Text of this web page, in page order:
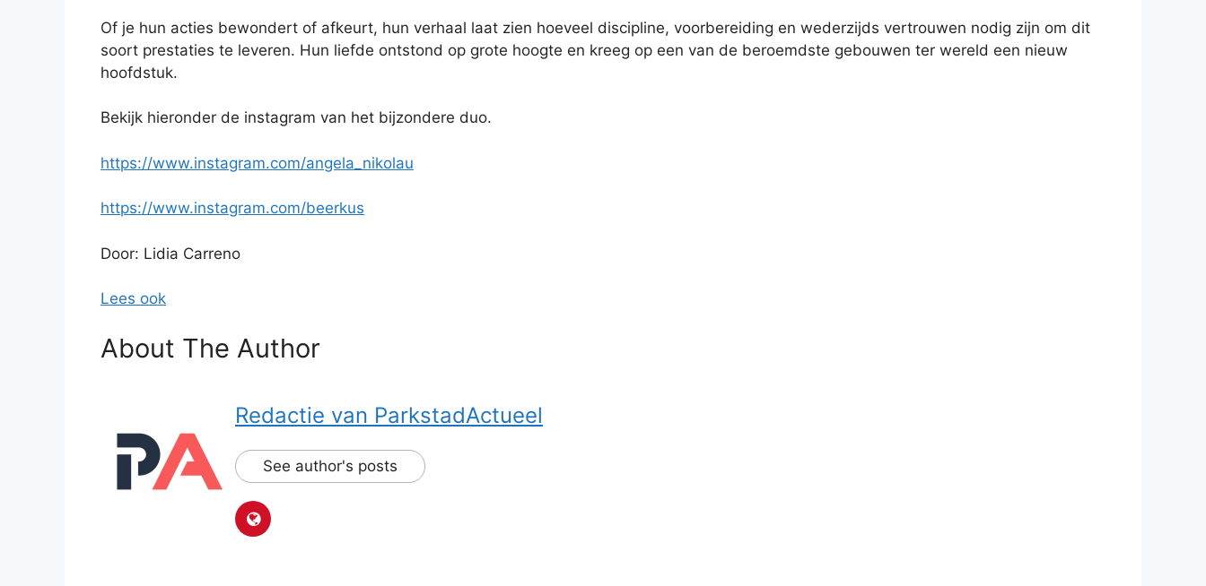
Of je hun acties bewondert of afkeurt, hun verhaal laat zien hoeveel discipline, voorbereiding en wederzijds vertrouwen nodig zijn om dit
soort prestaties te leveren. Hun liefde ontstond op grote hoogte en kreeg op een van de beroemdste gebouwen ter wereld een nieuw
hoofdstuk.
Bekijk hieronder de instagram van het bijzondere duo.
https://www.instagram.com/angela_nikolau
https://www.instagram.com/beerkus
Door: Lidia Carreno
Lees ook
About The Author
Redactie van ParkstadActueel
See author's posts